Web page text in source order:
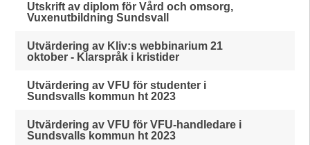
Utskrift av diplom för Vård och omsorg,
Vuxenutbildning Sundsvall
Utvärdering av Kliv:s webbinarium 21
oktober - Klarspråk i kristider
Utvärdering av VFU för studenter i
Sundsvalls kommun ht 2023
Utvärdering av VFU för VFU-handledare i
Sundsvalls kommun ht 2023